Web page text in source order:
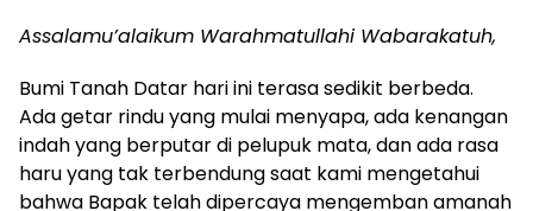
Assalamu’alaikum Warahmatullahi Wabarakatuh,
Bumi Tanah Datar hari ini terasa sedikit berbeda.
Ada getar rindu yang mulai menyapa, ada kenangan
indah yang berputar di pelupuk mata, dan ada rasa
haru yang tak terbendung saat kami mengetahui
bahwa Bapak telah dipercaya mengemban amanah